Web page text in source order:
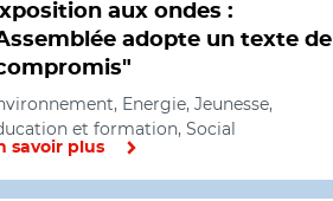
aux ondes :
adopte un texte de
Energie, Jeunesse,
et formation, Social
savoir plus